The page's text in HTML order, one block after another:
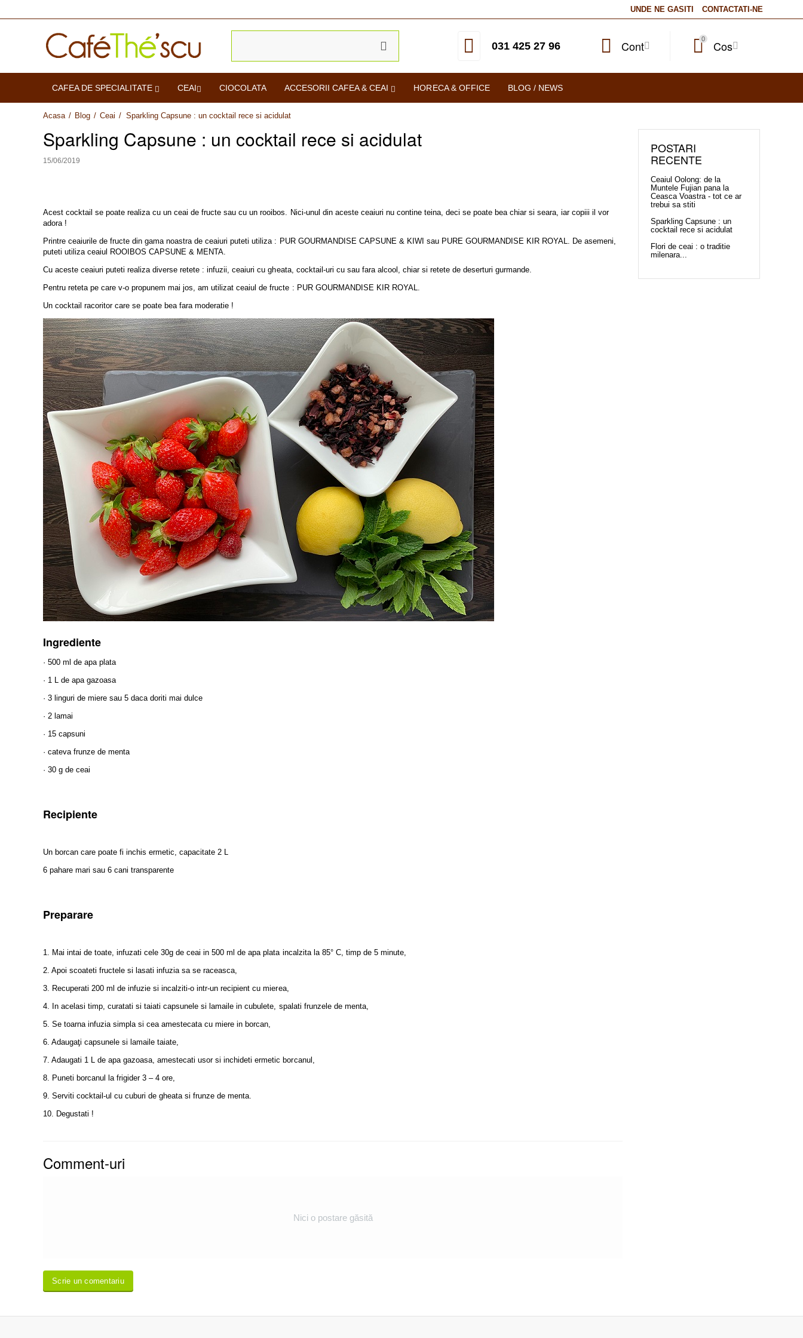
UNDE NE GASITI CONTACTATI-NE
031 425 27 96 Cont 0 Cos
CAFEA DE SPECIALITATE CEAI CIOCOLATA ACCESORII CAFEA & CEAI HORECA & OFFICE BLOG / NEWS
Acasa / Blog / Ceai / Sparkling Capsune : un cocktail rece si acidulat
Sparkling Capsune : un cocktail rece si acidulat
15/06/2019
Acest cocktail se poate realiza cu un ceai de fructe sau cu un rooibos. Nici-unul din aceste ceaiuri nu contine teina, deci se poate bea chiar si seara, iar copiii il vor
adora !
Printre ceaiurile de fructe din gama noastra de ceaiuri puteti utiliza : PUR GOURMANDISE CAPSUNE & KIWI sau PURE GOURMANDISE KIR ROYAL. De asemeni,
puteti utiliza ceaiul ROOIBOS CAPSUNE & MENTA.
Cu aceste ceaiuri puteti realiza diverse retete : infuzii, ceaiuri cu gheata, cocktail-uri cu sau fara alcool, chiar si retete de deserturi gurmande.
Pentru reteta pe care v-o propunem mai jos, am utilizat ceaiul de fructe : PUR GOURMANDISE KIR ROYAL.
Un cocktail racoritor care se poate bea fara moderatie !
Ingrediente
· 500 ml de apa plata
· 1 L de apa gazoasa
· 3 linguri de miere sau 5 daca doriti mai dulce
· 2 lamai
· 15 capsuni
· cateva frunze de menta
· 30 g de ceai
Recipiente
Un borcan care poate fi inchis ermetic, capacitate 2 L
6 pahare mari sau 6 cani transparente
Preparare
1. Mai intai de toate, infuzati cele 30g de ceai in 500 ml de apa plata incalzita la 85° C, timp de 5 minute,
2. Apoi scoateti fructele si lasati infuzia sa se raceasca,
3. Recuperati 200 ml de infuzie si incalziti-o intr-un recipient cu mierea,
4. In acelasi timp, curatati si taiati capsunele si lamaile in cubulete, spalati frunzele de menta,
5. Se toarna infuzia simpla si cea amestecata cu miere in borcan,
6. Adaugaţi capsunele si lamaile taiate,
7. Adaugati 1 L de apa gazoasa, amestecati usor si inchideti ermetic borcanul,
8. Puneti borcanul la frigider 3 – 4 ore,
9. Serviti cocktail-ul cu cuburi de gheata si frunze de menta.
10. Degustati !
Comment-uri
Nici o postare găsită
Scrie un comentariu
POSTARI
RECENTE
Ceaiul Oolong: de la
Muntele Fujian pana la
Ceasca Voastra - tot ce ar
trebui sa stiti
Sparkling Capsune : un
cocktail rece si acidulat
Flori de ceai : o traditie
milenara...